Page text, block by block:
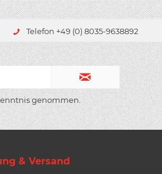
Telefon +49 (0) 8035-9638892
genommen.
& Versand